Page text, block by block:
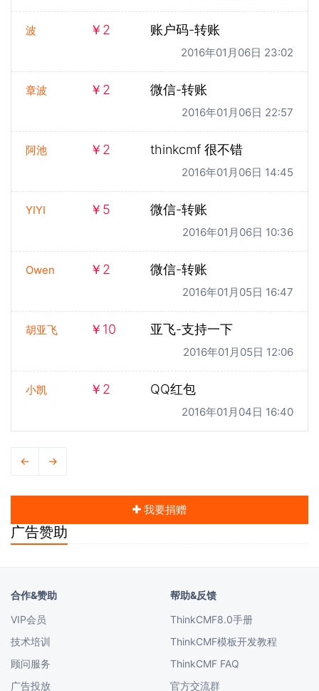
波 ￥2 账户码-转账
2016年01月06日 23:02
章波 ￥2 微信-转账
2016年01月06日 22:57
阿池 ￥2 thinkcmf 很不错
2016年01月06日 14:45
YIYI ￥5 微信-转账
2016年01月06日 10:36
Owen ￥2 微信-转账
2016年01月05日 16:47
胡亚飞 ￥10 亚飞-支持一下
2016年01月05日 12:06
小凯 ￥2 QQ红包
2016年01月04日 16:40
← →
我要捐赠
广告赞助
合作&赞助
VIP会员
技术培训
顾问服务
广告投放
帮助&反馈
ThinkCMF8.0手册
ThinkCMF模板开发教程
ThinkCMF FAQ
官方交流群